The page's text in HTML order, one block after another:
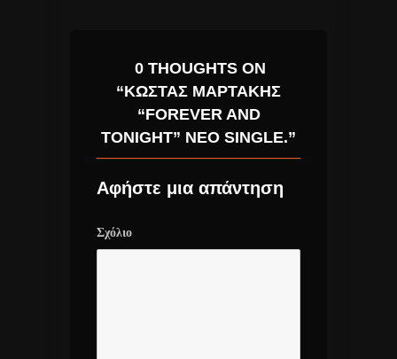
0 THOUGHTS ON
“ΚΏΣΤΑΣ ΜΑΡΤΆΚΗΣ
“FOREVER AND
TONIGHT” ΝΈΟ SINGLE.”
Αφήστε μια απάντηση
Σχόλιο